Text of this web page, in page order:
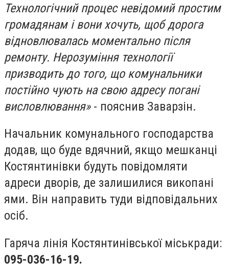
Технологічний процес невідомий простим
громадянам і вони хочуть, щоб дорога
відновлювалась моментально після
ремонту. Нерозуміння технології
призводить до того, що комунальники
постійно чують на свою адресу погані
висловлювання»- пояснив Заварзін.
Начальник комунального господарства
додав, що буде вдячний, якщо мешканці
Костянтинівки будуть повідомляти
адреси дворів, де залишилися викопані
ями. Він направить туди відповідальних
осіб.
Гаряча лінія Костянтинівської міськради:
095-036-16-19.